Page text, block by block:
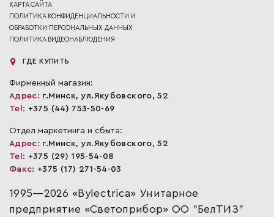
КАРТА САЙТА
ПОЛИТИКА КОНФИДЕНЦИАЛЬНОСТИ И
ОБРАБОТКИ ПЕРСОНАЛЬНЫХ ДАННЫХ
ПОЛИТИКА ВИДЕОНАБЛЮДЕНИЯ
ГДЕ КУПИТЬ
Фирменный магазин:
Адрес: г.Минск, ул.Якубовского, 52
Tel: +375 (44) 753-50-69
Отдел маркетинга и сбыта:
Адрес: г.Минск, ул.Якубовского, 52
Tel: +375 (29) 195-54-08
Факс: +375 (17) 271-54-03
1995—2026 «Bylectrica» Унитарное
предприятие «Светоприбор» ОО "БелТИЗ"